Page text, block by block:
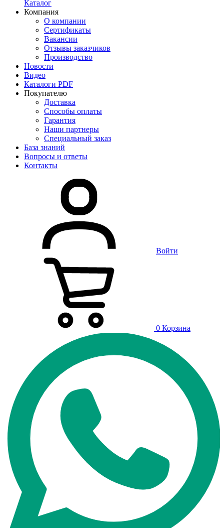
Каталог
Компания
О компании
Сертификаты
Вакансии
Отзывы заказчиков
Производство
Новости
Видео
Каталоги PDF
Покупателю
Доставка
Способы оплаты
Гарантия
Наши партнеры
Специальный заказ
База знаний
Вопросы и ответы
Контакты
Войти
0 Корзина